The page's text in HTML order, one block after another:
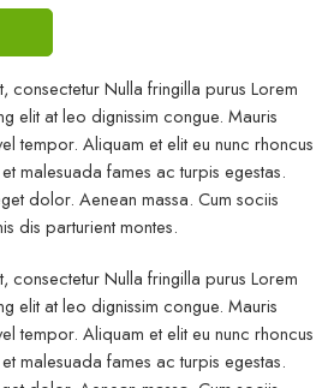
consectetur Nulla fringilla purus Lorem
elit at leo dignissim congue. Mauris
tempor. Aliquam et elit eu nunc rhoncus
malesuada fames ac turpis egestas.
dolor. Aenean massa. Cum sociis
dis parturient montes.
consectetur Nulla fringilla purus Lorem
elit at leo dignissim congue. Mauris
tempor. Aliquam et elit eu nunc rhoncus
malesuada fames ac turpis egestas.